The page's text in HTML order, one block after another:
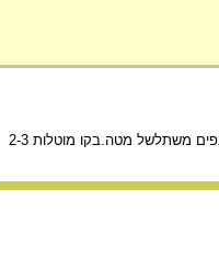
כדי שלא יטלטל ברוח הוא בנוי במקום מוגן. לקו הצופית יש במקרים רבים גגון מעל הפתח ו"זקן" של עלים וענפים משתלשל מטה.בקו מוטלות 2-3